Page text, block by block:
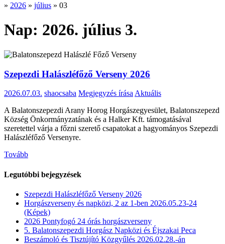
» 2026 » július » 03
Nap: 2026. július 3.
Szepezdi Halászléfőző Verseny 2026
2026.07.03. shaocsaba Megjegyzés írása Aktuális
A Balatonszepezdi Arany Horog Horgászegyesület, Balatonszepezd
Község Önkormányzatának és a Halker Kft. támogatásával
szeretettel várja a főzni szerető csapatokat a hagyományos Szepezdi
Halászléfőző Versenyre.
Tovább
Legutóbbi bejegyzések
Szepezdi Halászléfőző Verseny 2026
Horgászverseny és napközi, 2 az 1-ben 2026.05.23-24
(Képek)
2026 Pontyfogó 24 órás horgászverseny
5. Balatonszepezdi Horgász Napközi és Éjszakai Peca
Beszámoló és Tisztújító Közgyűlés 2026.02.28.-án